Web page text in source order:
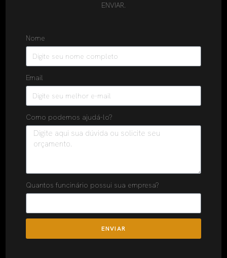
ENVIAR.
Nome
Email
Como podemos ajudá-lo?
Quantos funcinário possui sua empresa?
ENVIAR